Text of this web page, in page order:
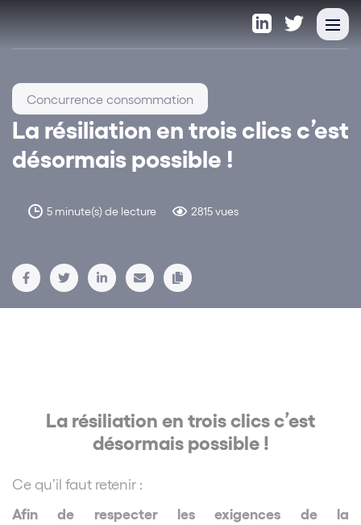
La résiliation en trois clics c’est
désormais possible !
5 minute(s) de lecture 2815 vues
Concurrence consommation
La résiliation en trois clics c’est
désormais possible !
Ce qu’il faut retenir :
Afin de respecter les exigences de la